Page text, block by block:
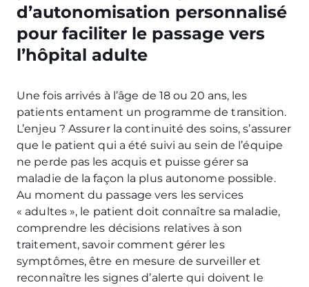
d’autonomisation personnalisé
pour faciliter le passage vers
l’hôpital adulte
Une fois arrivés à l’âge de 18 ou 20 ans, les
patients entament un programme de transition.
L’enjeu ? Assurer la continuité des soins, s’assurer
que le patient qui a été suivi au sein de l’équipe
ne perde pas les acquis et puisse gérer sa
maladie de la façon la plus autonome possible.
Au moment du passage vers les services
« adultes », le patient doit connaître sa maladie,
comprendre les décisions relatives à son
traitement, savoir comment gérer les
symptômes, être en mesure de surveiller et
reconnaître les signes d’alerte qui doivent le